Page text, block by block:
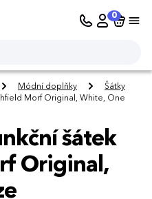
0
Módní doplňky
Šátky
Morf Original, White, One
šátek
Original,